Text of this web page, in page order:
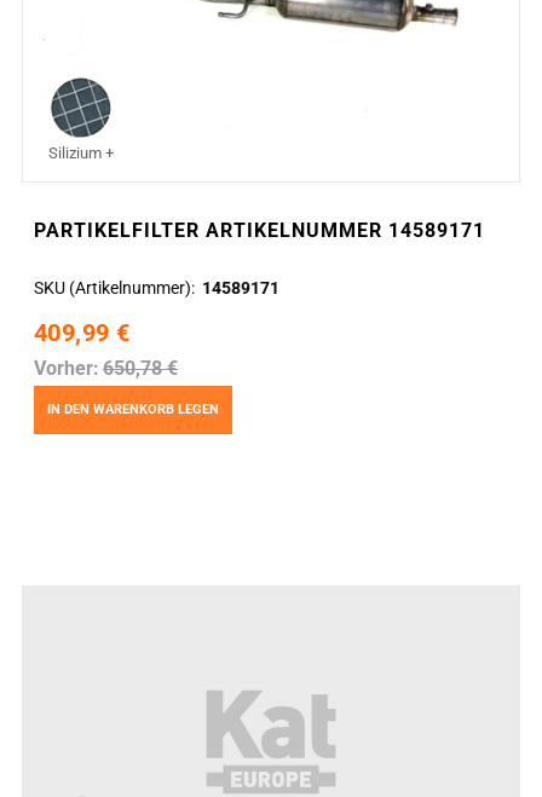
Silizium +
PARTIKELFILTER ARTIKELNUMMER 14589171
SKU (Artikelnummer) 14589171
409,99 €
Vorher: 650,78 €
IN DEN WARENKORB LEGEN